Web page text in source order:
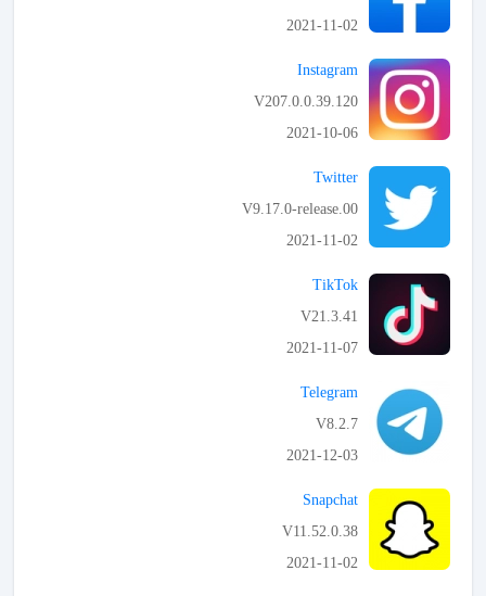
2021-11-02
Instagram
V207.0.0.39.120
2021-10-06
Twitter
V9.17.0-release.00
2021-11-02
TikTok
V21.3.41
2021-11-07
Telegram
V8.2.7
2021-12-03
Snapchat
V11.52.0.38
2021-11-02